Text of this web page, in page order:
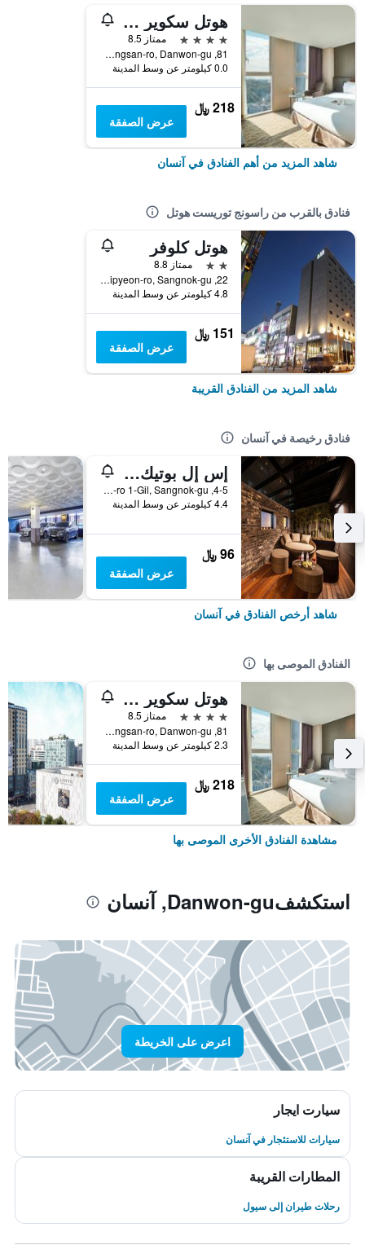
هوتل سكوير أنسان
4 نجوم
ممتاز 8.5
81, Dongsan-ro, Danwon-gu, آنسان, كوريا الجنوبية
0.0 كيلومتر عن وسط المدينة
218 ﷼
عرض الصفقة
شاهد المزيد من أهم الفنادق في آنسان
فنادق بالقرب من راسونج توريست هوتل
هوتل كلوفر
2 نجمتين
ممتاز 8.8
22, Yangjipyeon-ro, Sangnok-gu, آنسان, كوريا الجنوبية
4.8 كيلومتر عن وسط المدينة
151 ﷼
عرض الصفقة
شاهد المزيد من الفنادق القريبة
فنادق رخيصة في آنسان
إس إل بوتيك هوتل
4-5, Seongho-ro 1-Gil, Sangnok-gu, آنسان, كوريا الجنوبية
4.4 كيلومتر عن وسط المدينة
96 ﷼
عرض الصفقة
شاهد أرخص الفنادق في آنسان
الفنادق الموصى بها
هوتل سكوير أنسان
4 نجوم
ممتاز 8.5
81, Dongsan-ro, Danwon-gu, آنسان, كوريا الجنوبية
2.3 كيلومتر عن وسط المدينة
218 ﷼
عرض الصفقة
مشاهدة الفنادق الأخرى الموصى بها
استكشفDanwon-gu, آنسان
اعرض على الخريطة
سيارت ايجار
سيارات للاستئجار في آنسان
المطارات القريبة
رحلات طيران إلى سيول